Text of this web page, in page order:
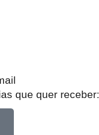
que quer receber: